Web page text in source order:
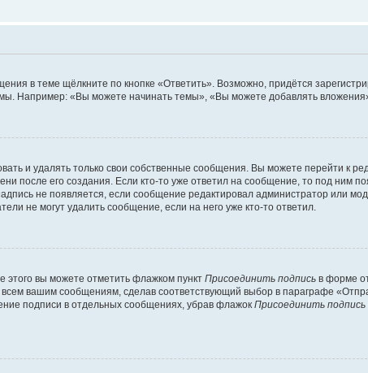
в теме щёлкните по кнопке «Ответить». Возможно, придётся
Например: «Вы можете начинать темы», «Вы можете добавлять вложения»
и удалять только свои собственные сообщения. Вы можете перейти к
после его создания. Если кто-то уже ответил на сообщение, то под ним
не появляется, если сообщение редактировал администратор или
не могут удалить сообщение, если на него уже кто-то ответил.
вы можете отметить флажком пункт Присоединить подпись в форме
вашим сообщениям, сделав соответствующий выбор в параграфе
подписи в отдельных сообщениях, убрав флажок Присоединить подпись